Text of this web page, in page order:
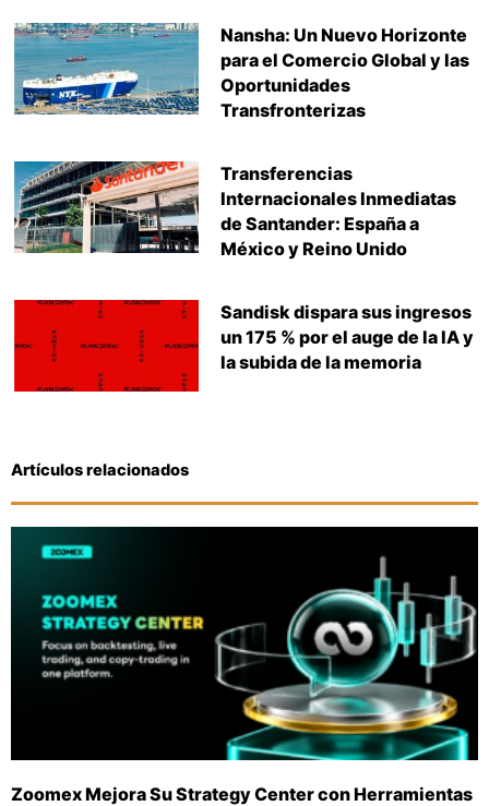
Nansha: Un Nuevo Horizonte
para el Comercio Global y las
Oportunidades
Transfronterizas
Transferencias
Internacionales Inmediatas
de Santander: España a
México y Reino Unido
Sandisk dispara sus ingresos
un 175 % por el auge de la IA y
la subida de la memoria
Artículos relacionados
Zoomex Mejora Su Strategy Center con Herramientas